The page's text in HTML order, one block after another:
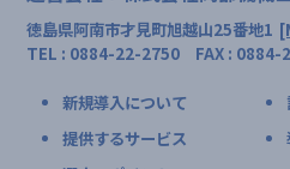
徳島県阿南市才見町旭越山25番地1
TEL : 0884-22-2750 FAX : 0884-
新規導入について
提供するサービス